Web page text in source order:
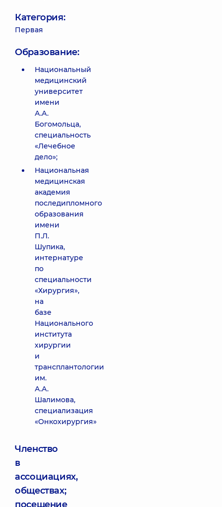
Категория:
Первая
Образование:
Национальный
медицинский
университет
имени
А.А.
Богомольца,
специальность
«Лечебное
дело»;
Национальная
медицинская
академия
последипломного
образования
имени
П.Л.
Шупика,
интернатуре
по
специальности
«Хирургия»,
на
базе
Национального
института
хирургии
и
трансплантологии
им.
А.А.
Шалимова,
специализация
«Онкохирургия»
Членство
в
ассоциациях,
обществах;
посещение